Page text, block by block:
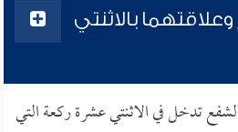
بالاثنتي
تدخل في الاثنتي عشرة ركعة التي